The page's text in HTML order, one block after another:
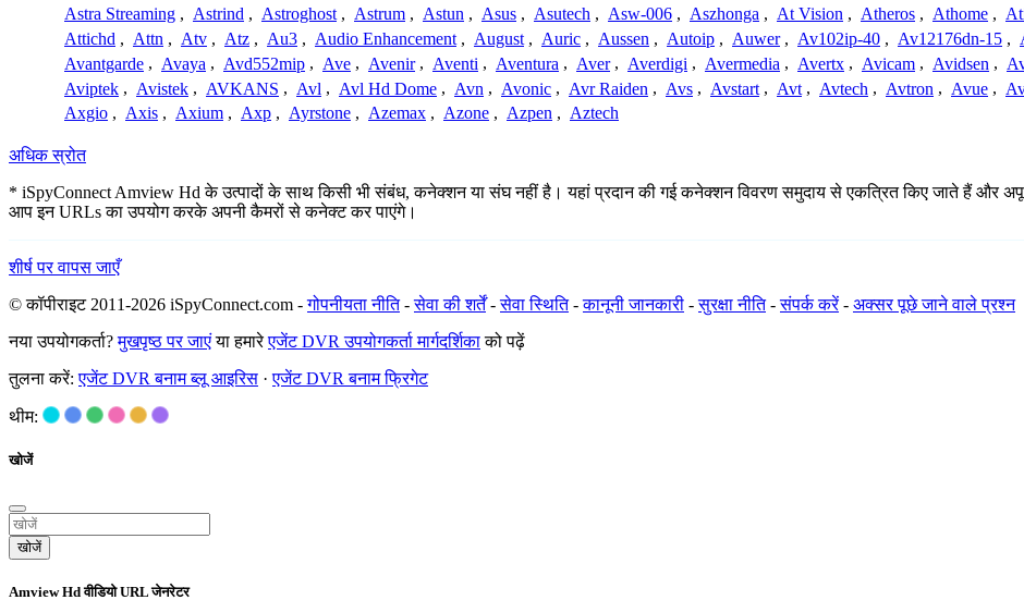
Astra Streaming , Astrind , Astroghost , Astrum , Astun , Asus , Asutech , Asw-006 , Aszhonga , At Vision , Atheros , Athome ,
Attichd , Attn , Atv , Atz , Au3 , Audio Enhancement , August , Auric , Aussen , Autoip , Auwer , Av102ip-40 , Av12176dn-15 ,
Avantgarde , Avaya , Avd552mip , Ave , Avenir , Aventi , Aventura , Aver , Averdigi , Avermedia , Avertx , Avicam , Avidsen ,
Aviptek , Avistek , AVKANS , Avl , Avl Hd Dome , Avn , Avonic , Avr Raiden , Avs , Avstart , Avt , Avtech , Avtron , Avue ,
Axgio , Axis , Axium , Axp , Ayrstone , Azemax , Azone , Azpen , Aztech
अधिक स्रोत
* iSpyConnect Amview Hd के उत्पादों के साथ किसी भी संबंध, कनेक्शन या संघ नहीं है। यहां प्रदान की गई कनेक्शन विवरण समुदाय से एकत्रित किए जाते हैं और
आप इन URLs का उपयोग करके अपनी कैमरों से कनेक्ट कर पाएंगे।
शीर्ष पर वापस जाएँ
© कॉपीराइट 2011-2026 iSpyConnect.com -गोपनीयता नीति-सेवा की शर्तें-सेवा स्थिति-कानूनी जानकारी -सुरक्षा नीति-संपर्क करें- अक्सर पूछे जाने वाले प्रश्न
नया उपयोगकर्ता?मुखपृष्ठ पर जाएंया हमारेएजेंट DVR उपयोगकर्ता मार्गदर्शिकाको पढ़ें
तुलना करें:एजेंट DVR बनाम ब्लू आइरिस ·एजेंट DVR बनाम फ्रिगेट
थीम:
खोजें
खोजें
Amview Hd वीडियो URL जेनरेटर